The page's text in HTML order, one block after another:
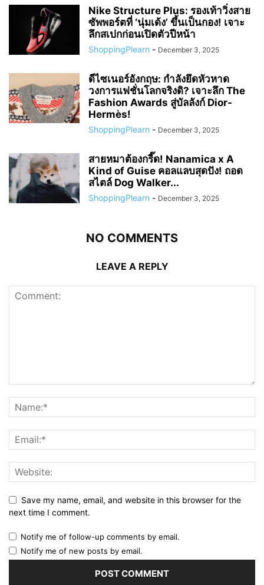
Nike Structure Plus: รองเท้าวิ่งสาย
ซัพพอร์ตที่ ‘นุ่มเด้ง’ ขึ้นเป็นกอง! เจาะ
ลึกสเปกก่อนเปิดตัวปีหน้า
ShoppingPlearn - December 3, 2025
ดีไซเนอร์อังกฤษ: กำลังยึดหัวหาด
วงการแฟชั่นโลกจริงดิ? เจาะลึก The
Fashion Awards สู่บัลลังก์ Dior-
Hermès!
ShoppingPlearn - December 3, 2025
สายหมาต้องกรี๊ด! Nanamica x A
Kind of Guise คอลแลบสุดปัง! ถอด
สไตล์ Dog Walker...
ShoppingPlearn - December 3, 2025
NO COMMENTS
LEAVE A REPLY
Save my name, email, and website in this browser for the
next time I comment.
Notify me of follow-up comments by email.
Notify me of new posts by email.